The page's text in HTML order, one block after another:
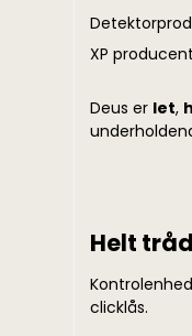
XP
Deus er let,
Helt
clicklås.